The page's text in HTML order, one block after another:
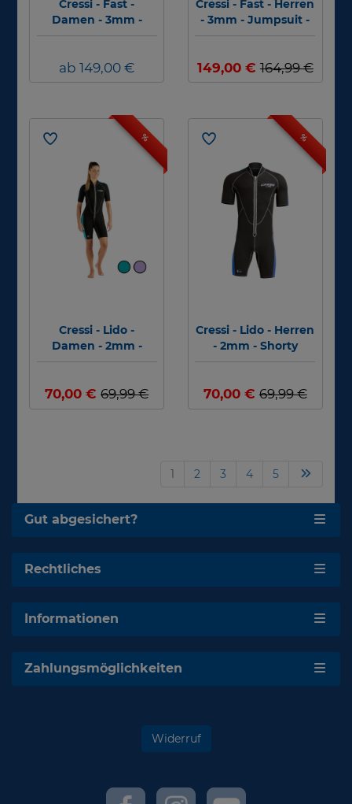
Cressi - Fast -
Damen - 3mm -
Jumpsuit -
ab 149,00 €
Cressi - Fast - Herren
- 3mm - Jumpsuit -
Neoprenanzug
149,00 €164,99 €
%
Cressi - Lido -
Damen - 2mm -
Shorty
70,00 €69,99 €
%
Cressi - Lido - Herren
- 2mm - Shorty
70,00 €69,99 €
1 2 3 4 5
Gut abgesichert?
Rechtliches
Informationen
Zahlungsmöglichkeiten
Widerruf